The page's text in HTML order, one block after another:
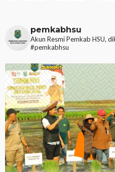
pemkabhsu
Akun Resmi Pemkab HSU,
#pemkabhsu